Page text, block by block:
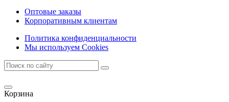
Оптовые заказы
Корпоративным клиентам
Политика конфиденциальности
Мы используем Cookies
Корзина